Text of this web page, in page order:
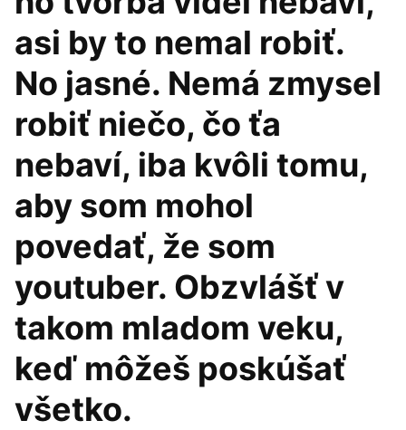
asi by to nemal robiť.
No jasné. Nemá zmysel
robiť niečo, čo ťa
nebaví, iba kvôli tomu,
aby som mohol
povedať, že som
youtuber. Obzvlášť v
takom mladom veku,
keď môžeš poskúšať
všetko.